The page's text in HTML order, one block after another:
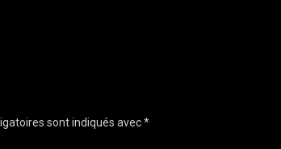
sont indiqués avec*